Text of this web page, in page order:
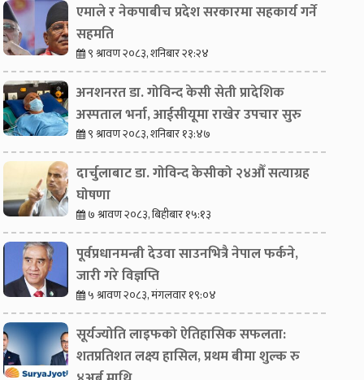
एमाले र नेकपाबीच प्रदेश सरकारमा सहकार्य गर्ने
सहमति
९ श्रावण २०८३, शनिबार २१:२४
अनशनरत डा. गोविन्द केसी सेती प्रादेशिक
अस्पताल भर्ना, आईसीयूमा राखेर उपचार सुरु
९ श्रावण २०८३, शनिबार १३:४७
दार्चुलाबाट डा. गोविन्द केसीको २४औँ सत्याग्रह
घोषणा
७ श्रावण २०८३, बिहीबार १५:१३
पूर्वप्रधानमन्त्री देउवा साउनभित्रै नेपाल फर्कने,
जारी गरे विज्ञप्ति
५ श्रावण २०८३, मंगलवार १९:०४
सूर्यज्योति लाइफको ऐतिहासिक सफलता:
शतप्रतिशत लक्ष्य हासिल, प्रथम बीमा शुल्क रु